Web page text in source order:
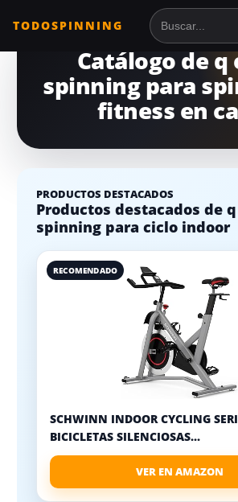
TODOSPINNING Buscar en
Catálogo de q
spinning para
fitness en
PRODUCTOS DESTACADOS
Productos destacados de
spinning para ciclo indoor
RECOMENDADO
SCHWINN INDOOR CYCLING
BICICLETAS SILENCIOSAS...
VER EN AMAZON